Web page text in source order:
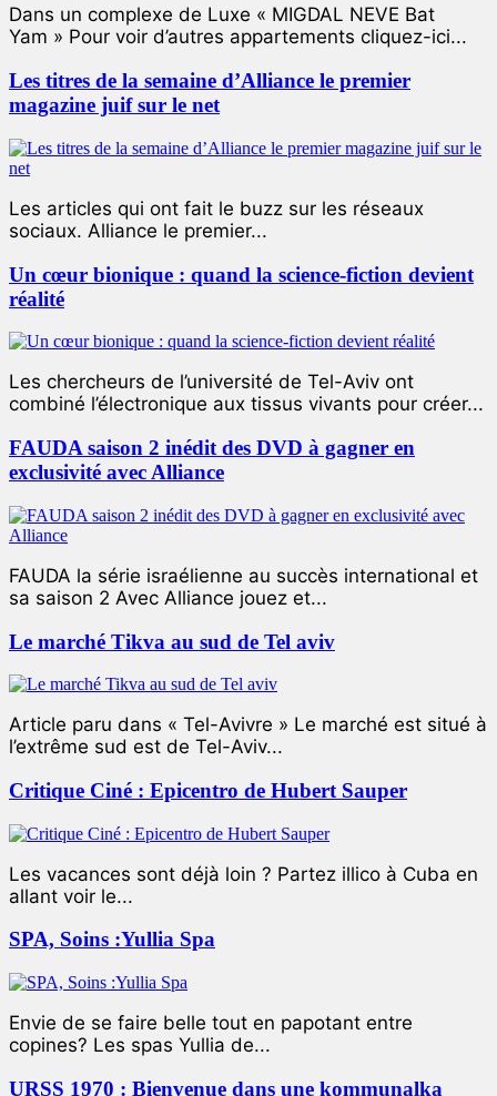
Dans un complexe de Luxe « MIGDAL NEVE Bat
Yam » Pour voir d’autres appartements cliquez-ici...
Les titres de la semaine d’Alliance le premier
magazine juif sur le net
Les articles qui ont fait le buzz sur les réseaux
sociaux. Alliance le premier...
Un cœur bionique : quand la science-fiction devient
réalité
Les chercheurs de l’université de Tel-Aviv ont
combiné l’électronique aux tissus vivants pour créer...
FAUDA saison 2 inédit des DVD à gagner en
exclusivité avec Alliance
FAUDA la série israélienne au succès international et
sa saison 2 Avec Alliance jouez et...
Le marché Tikva au sud de Tel aviv
Article paru dans « Tel-Avivre » Le marché est situé à
l’extrême sud est de Tel-Aviv...
Critique Ciné : Epicentro de Hubert Sauper
Les vacances sont déjà loin ? Partez illico à Cuba en
allant voir le...
SPA, Soins :Yullia Spa
Envie de se faire belle tout en papotant entre
copines? Les spas Yullia de...
URSS 1970 : Bienvenue dans une kommunalka